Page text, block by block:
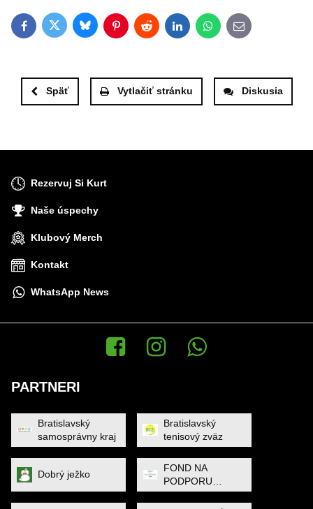
FacebookTwitterBlueskyPinterestRedditLinkedInWhatsApp
E-mail
Späť Vytlačiť stránku Diskusia
Rezervuj Si Kurt
Naše úspechy
Klubový Merch
Kontakt
WhatsApp News
Facebook Instagram WhatsApp News
PARTNERI
Bratislavský
samosprávny kraj
Bratislavský
tenisový zväz
Dobrý ježko
FOND NA
PODPORU
ŠPORTU